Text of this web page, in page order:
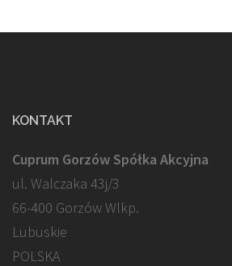
KONTAKT
Cuprum Gorzów Spółka Akcyjna
ul. Walczaka 43j/3
66-400 Gorzów Wlkp.
Lubuskie
POLSKA